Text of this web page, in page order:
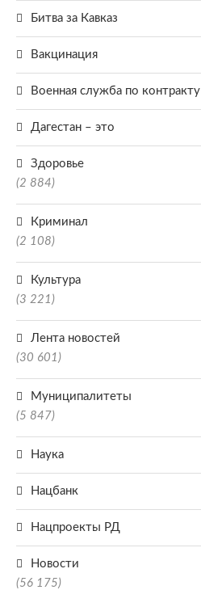
Битва за Кавказ
Вакцинация
Военная служба по контракту
Дагестан – это
Здоровье
(2 884)
Криминал
(2 108)
Культура
(3 221)
Лента новостей
(30 601)
Муниципалитеты
(5 847)
Наука
Нацбанк
Нацпроекты РД
Новости
(56 175)